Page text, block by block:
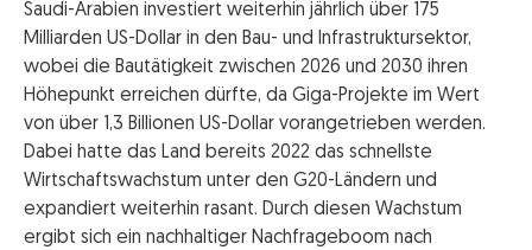
Saudi-Arabien investiert weiterhin jährlich über 175
Milliarden US-Dollar in den Bau- und Infrastruktursektor,
wobei die Bautätigkeit zwischen 2026 und 2030 ihren
Höhepunkt erreichen dürfte, da Giga-Projekte im Wert
von über 1,3 Billionen US-Dollar vorangetrieben werden.
Dabei hatte das Land bereits 2022 das schnellste
Wirtschaftswachstum unter den G20-Ländern und
expandiert weiterhin rasant. Durch diesen Wachstum
ergibt sich ein nachhaltiger Nachfrageboom nach